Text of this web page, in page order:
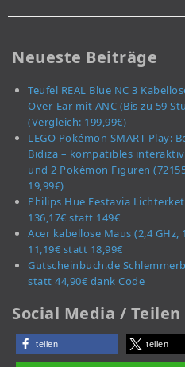
Neueste Beiträge
Teufel REAL Blue NC 3
Over-Ear mit ANC (Bis zu 59
(Vergleich: 199,99€)
LEGO Pokémon SMART Play:
Bidiza – kompatibles
und 2 Pokémon Figuren
19,99€)
Philips Hue Festavia
136,17€ statt 149€
Acer kabellose Maus (2,4 GHz,
11,19€ statt 18,99€
Gutscheinbuch.de
statt 44,90€ dank Code
Social Media / Teilen
teilen teilen